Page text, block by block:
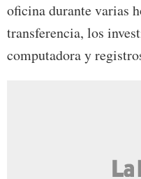
oficina durante varias
transferencia, los
computadora y